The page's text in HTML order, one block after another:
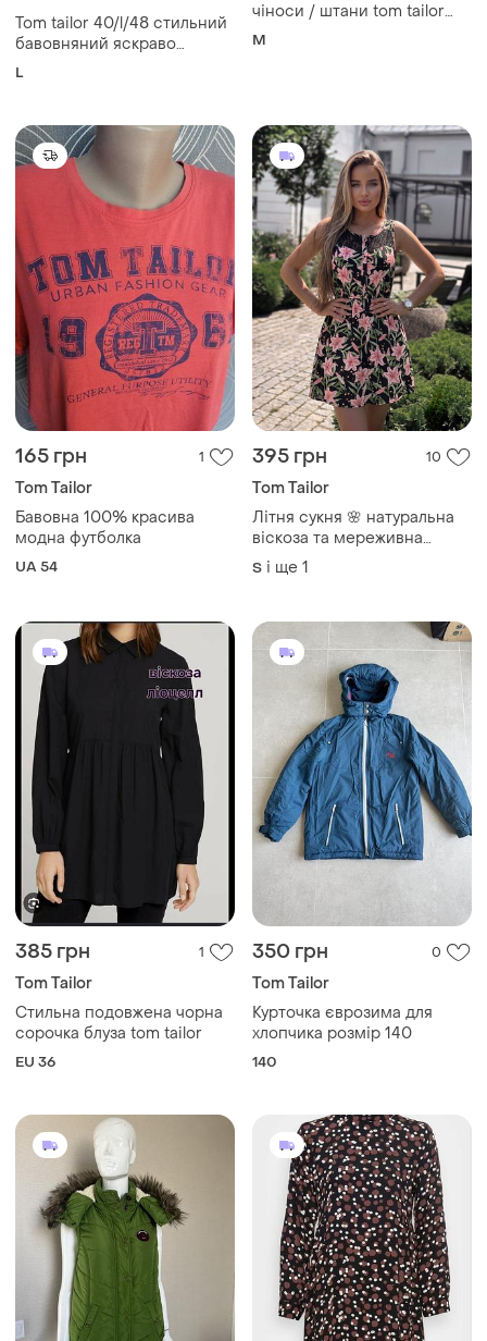
Tom tailor 40/l/48 стильний
бавовняний яскраво
червоний жіночий піджак
ідеальний стан
L
чіноси / штани tom tailor
denim slim chino
M
165 грн 1
Tom Tailor
Бавовна 100% красива
модна футболка
UA 54
395 грн 10
Tom Tailor
Літня сукня 🌸 натуральна
віскоза та мереживна
спинка 🌸 tom tailor 👗 літня
міні сукня з квітковим
талії xs /s m
S і ще 1
385 грн 1
Tom Tailor
Стильна подовжена чорна
сорочка блуза tom tailor
EU 36
350 грн 0
Tom Tailor
Курточка єврозима для
хлопчика розмір 140
140